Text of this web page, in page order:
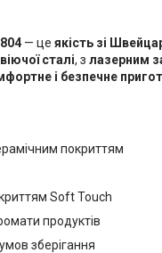
— це якість зі
сталі, з лазерним
і безпечне
покриттям
Soft Touch
продуктів
зберігання